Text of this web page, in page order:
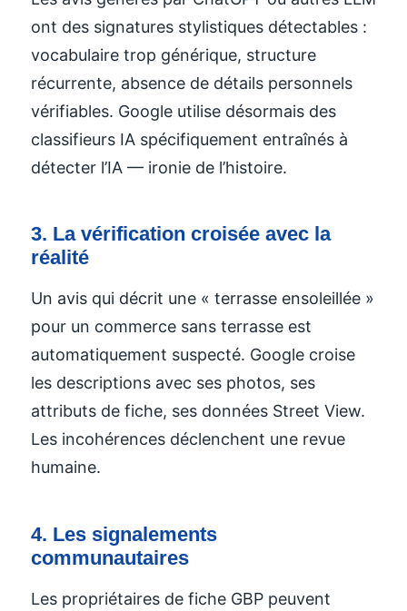
ont des signatures stylistiques détectables :
vocabulaire trop générique, structure
récurrente, absence de détails personnels
vérifiables. Google utilise désormais des
classifieurs IA spécifiquement entraînés à
détecter l’IA — ironie de l’histoire.
3. La vérification croisée avec la
réalité
Un avis qui décrit une « terrasse ensoleillée »
pour un commerce sans terrasse est
automatiquement suspecté. Google croise
les descriptions avec ses photos, ses
attributs de fiche, ses données Street View.
Les incohérences déclenchent une revue
humaine.
4. Les signalements
communautaires
Les propriétaires de fiche GBP peuvent